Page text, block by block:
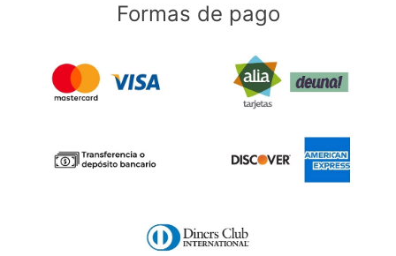
Formas de pago